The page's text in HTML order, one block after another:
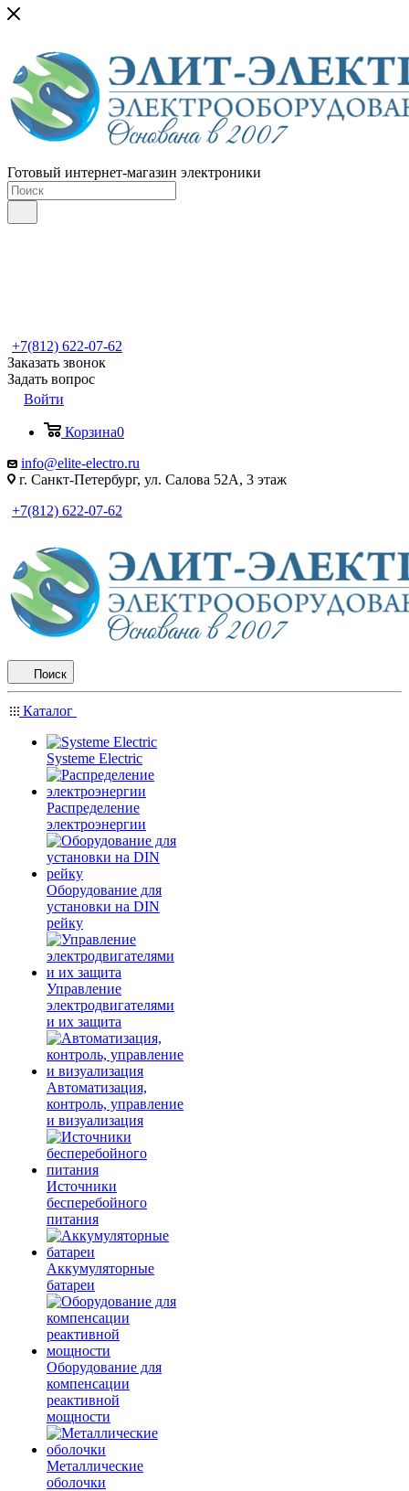
Готовый интернет-магазин электроники
+7(812) 622-07-62
Заказать звонок
Задать вопрос
Войти
Корзина0
info@elite-electro.ru
г. Санкт-Петербург, ул. Салова 52А, 3 этаж
+7(812) 622-07-62
Поиск
Каталог
Systeme Electric
Распределение
электроэнергии
Оборудование для
установки на DIN
рейку
Управление
электродвигателями
и их защита
Автоматизация,
контроль, управление
и визуализация
Источники
бесперебойного
питания
Аккумуляторные
батареи
Оборудование для
компенсации
реактивной
мощности
Металлические
оболочки